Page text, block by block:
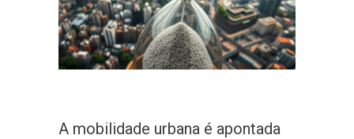
A mobilidade urbana é apontada